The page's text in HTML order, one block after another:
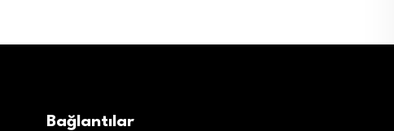
Bağlantılar